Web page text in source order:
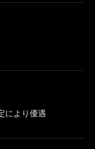
により優遇